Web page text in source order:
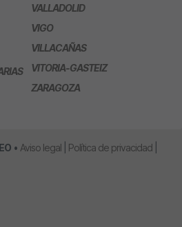
VALLADOLID
VIGO
VILLACAÑAS
VITORIA-GASTEIZ
ZARAGOZA
• Aviso legal Política de privacidad